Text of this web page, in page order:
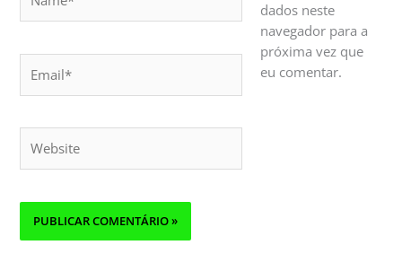
dados neste
navegador para a
próxima vez que
eu comentar.